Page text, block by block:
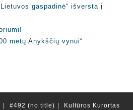
gaspadinė“ išversta į
metų Anykščių vynui“
#492 (no title) Kultūros Kurortas